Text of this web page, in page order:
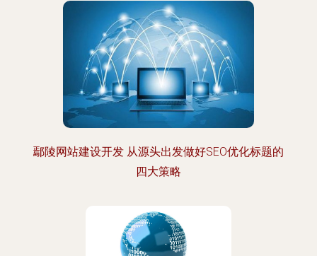
鄢陵网站建设开发 从源头出发做好SEO优化标题的
四大策略